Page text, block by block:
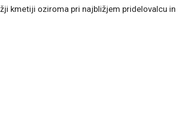
kmetiji oziroma pri najbližjem pridelovalcu in